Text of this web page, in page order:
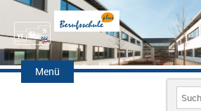
Menü
Zum
Inhalt
for: